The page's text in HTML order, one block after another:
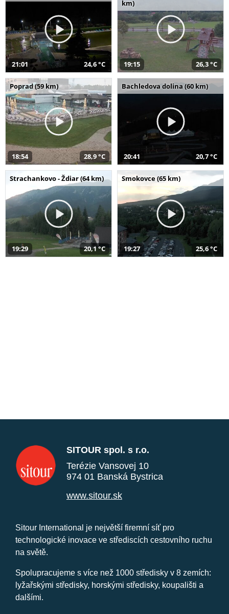
21:01 24,6 °C
km)
19:15 26,3 °C
Poprad (59 km)
18:54 28,9 °C
Bachledova dolina (60 km)
20:41 20,7 °C
Strachankovo - Ždiar (64 km)
19:29 20,1 °C
Smokovce (65 km)
19:27 25,6 °C
SITOUR spol. s r.o.
Terézie Vansovej 10
974 01 Banská Bystrica
www.sitour.sk
Sitour International je největší firemní síť pro
technologické inovace ve střediscích cestovního ruchu
na světě.
Spolupracujeme s více než 1000 středisky v 8 zemích:
lyžařskými středisky, horskými středisky, koupališti a
dalšími.